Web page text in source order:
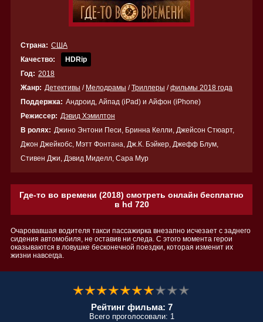
Страна: США
Качество:
HDRip
Год: 2018
Жанр: Детективы / Мелодрамы /Триллеры /фильмы 2018 года
Поддержка: Андроид, Айпад (iPad) и Айфон (iPhone)
Режиссер: Дэвид Хэмилтон
В ролях: Джино Энтони Песи, Бринна Келли, Джейсон Стюарт,
Джон Джейкобс, Мэтт Фонтана, Дж.К. Бэйкер, Джефф Блум,
Стивен Джи, Дэвид Миделл, Сара Мур
Где-то во времени (2018) смотреть онлайн бесплатно
в hd 720
Очаровавшая водителя такси пассажирка внезапно исчезает с заднего
сидения автомобиля, не оставив ни следа. С этого момента герои
оказываются в ловушке бесконечной поездки, которая изменит их
жизни навсегда.
Рейтинг фильма: 7
Всего проголосовали: 1